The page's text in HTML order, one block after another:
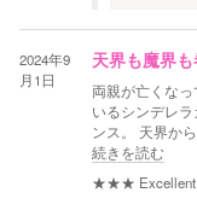
2024年9
月1日
天界も魔界
両親が亡くな
いるシンデレ
ンス。 天界か
続きを読む
★★★